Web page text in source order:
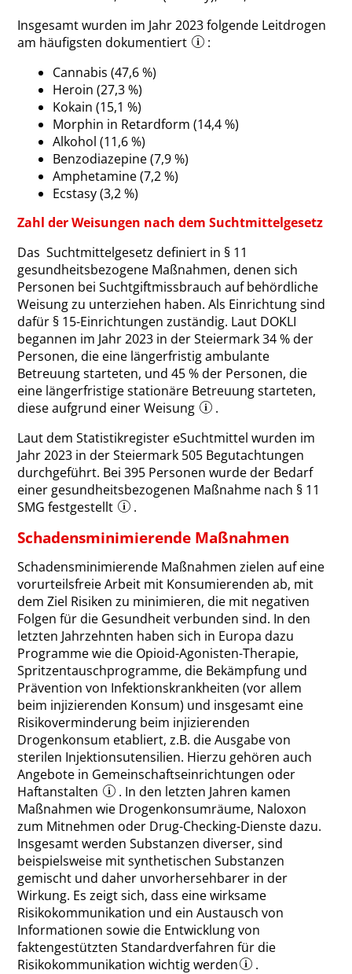
Insgesamt wurden im Jahr 2023 folgende Leitdrogen
am häufigsten dokumentiert
:
Cannabis (47,6 %)
Heroin (27,3 %)
Kokain (15,1 %)
Morphin in Retardform (14,4 %)
Alkohol (11,6 %)
Benzodiazepine (7,9 %)
Amphetamine (7,2 %)
Ecstasy (3,2 %)
Zahl der Weisungen nach dem Suchtmittelgesetz
Das Suchtmittelgesetz definiert in § 11
gesundheitsbezogene Maßnahmen, denen sich
Personen bei Suchtgiftmissbrauch auf behördliche
Weisung zu unterziehen haben. Als Einrichtung sind
dafür § 15-Einrichtungen zuständig. Laut DOKLI
begannen im Jahr 2023 in der Steiermark 34 % der
Personen, die eine längerfristig ambulante
Betreuung starteten, und 45 % der Personen, die
eine längerfristige stationäre Betreuung starteten,
diese aufgrund einer Weisung
.
Laut dem Statistikregister eSuchtmittel wurden im
Jahr 2023 in der Steiermark 505 Begutachtungen
durchgeführt. Bei 395 Personen wurde der Bedarf
einer gesundheitsbezogenen Maßnahme nach § 11
SMG festgestellt
.
Schadensminimierende Maßnahmen
Schadensminimierende Maßnahmen zielen auf eine
vorurteilsfreie Arbeit mit Konsumierenden ab, mit
dem Ziel Risiken zu minimieren, die mit negativen
Folgen für die Gesundheit verbunden sind. In den
letzten Jahrzehnten haben sich in Europa dazu
Programme wie die Opioid-Agonisten-Therapie,
Spritzentauschprogramme, die Bekämpfung und
Prävention von Infektionskrankheiten (vor allem
beim injizierenden Konsum) und insgesamt eine
Risikoverminderung beim injizierenden
Drogenkonsum etabliert, z.B. die Ausgabe von
sterilen Injektionsutensilien. Hierzu gehören auch
Angebote in Gemeinschaftseinrichtungen oder
Haftanstalten
. In den letzten Jahren kamen
Maßnahmen wie Drogenkonsumräume, Naloxon
zum Mitnehmen oder Drug-Checking-Dienste dazu.
Insgesamt werden Substanzen diverser, sind
beispielsweise mit synthetischen Substanzen
gemischt und daher unvorhersehbarer in der
Wirkung. Es zeigt sich, dass eine wirksame
Risikokommunikation und ein Austausch von
Informationen sowie die Entwicklung von
faktengestützten Standardverfahren für die
Risikokommunikation wichtig werden
.